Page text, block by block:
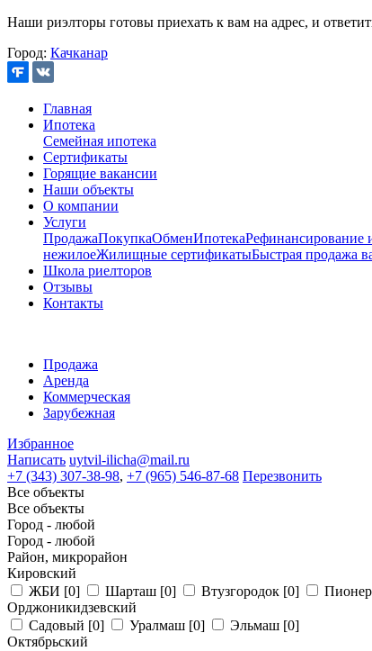
Наши риэлторы готовы приехать к вам на адрес, и
Город: Качканар
Главная
Ипотека
Семейная ипотека
Сертификаты
Горящие вакансии
Наши объекты
О компании
Услуги
ПродажаПокупкаОбменИпотекаРефинансирование
нежилоеЖилищные сертификатыБыстрая продажа
Школа риелторов
Отзывы
Контакты
Продажа
Аренда
Коммерческая
Зарубежная
Избранное
Написать uytvil-ilicha@mail.ru
+7 (343) 307-38-98, +7 (965) 546-87-68 Перезвонить
Все объекты
Все объекты
Город - любой
Город - любой
Район, микрорайон
Кировский
ЖБИ [0] Шарташ [0] Втузгородок [0]
Орджоникидзевский
Садовый [0] Уралмаш [0] Эльмаш [0]
Октябрьский